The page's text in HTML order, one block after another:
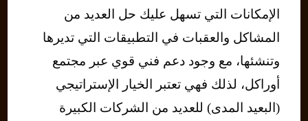
الإمكانات التي تسهل عليك حل العديد من
المشاكل والعقبات في التطبيقات التي تديرها
وتنشئها، مع وجود دعم فني قوي عبر مجتمع
أوراكل، لذلك فهي تعتبر الخيار الإستراتيجي
(البعيد المدى) للعديد من الشركات الكبيرة